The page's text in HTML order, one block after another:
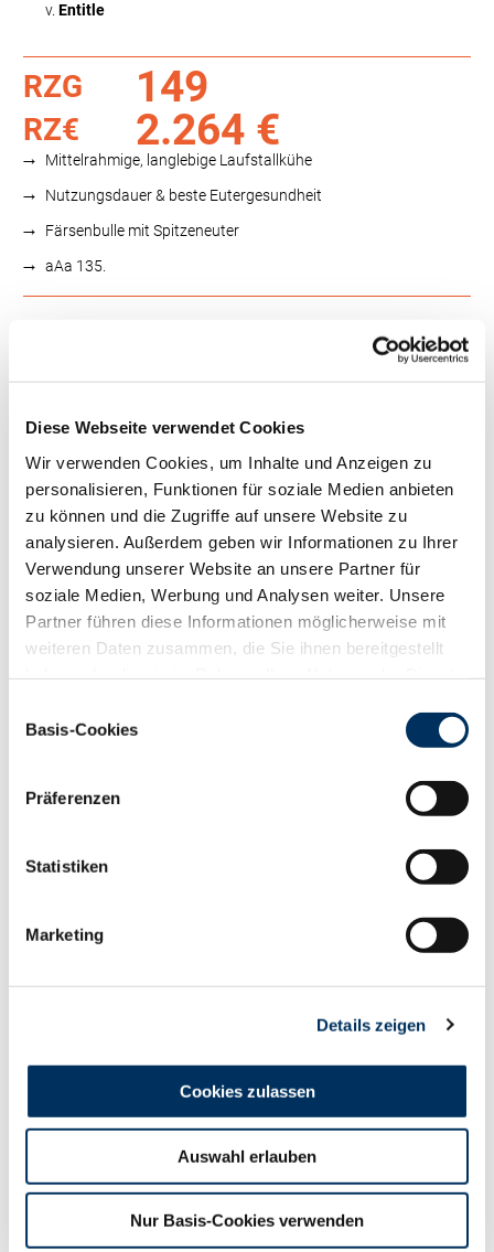
Diese Webseite verwendet Cookies
Wir verwenden Cookies, um Inhalte und Anzeigen zu
personalisieren, Funktionen für soziale Medien anbieten
zu können und die Zugriffe auf unsere Website zu
analysieren. Außerdem geben wir Informationen zu Ihrer
Verwendung unserer Website an unsere Partner für
soziale Medien, Werbung und Analysen weiter. Unsere
Partner führen diese Informationen möglicherweise mit
weiteren Daten zusammen, die Sie ihnen bereitgestellt
Cookies, wenn Sie unsere Webseite weiterhin nutzen.
Basis-Cookies
Präferenzen
Statistiken
Marketing
Details zeigen
Cookies zulassen
Auswahl erlauben
Nur Basis-Cookies verwenden
v. Entitle
RZG 149
RZ€ 2.264 €
Mittelrahmige, langlebige Laufstallkühe
Nutzungsdauer & beste Eutergesundheit
Färsenbulle mit Spitzeneuter
aAa 135.
RZS
RZKm
RZÖko
Gesundheit
88 100 112 124
RZGesund
132
RZEuterfit
RZRepro
111
98
130
-0.12
Fett kg
+45
118
RZRobot 0
RZE 116
Milchtyp
111